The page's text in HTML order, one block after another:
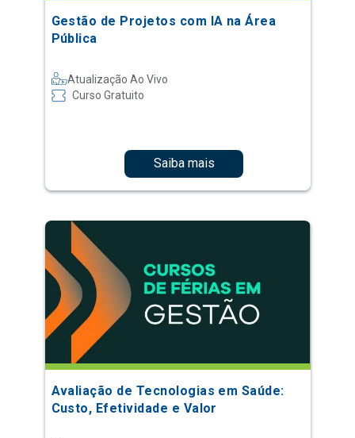
Gestão de Projetos com IA na Área
Pública
Atualização Ao Vivo
Curso Gratuito
Saiba mais
Avaliação de Tecnologias em Saúde:
Custo, Efetividade e Valor